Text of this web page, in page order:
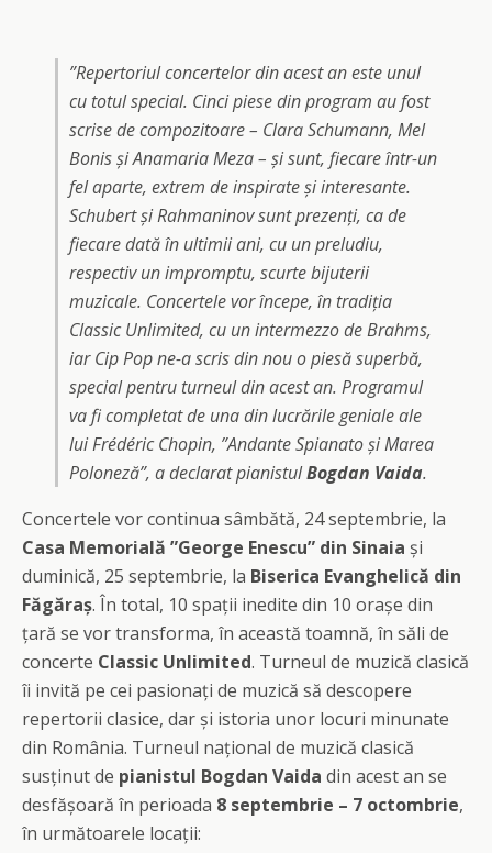
”Repertoriul concertelor din acest an este unul
cu totul special. Cinci piese din program au fost
scrise de compozitoare – Clara Schumann, Mel
Bonis și Anamaria Meza – și sunt, fiecare într-un
fel aparte, extrem de inspirate și interesante.
Schubert și Rahmaninov sunt prezenți, ca de
fiecare dată în ultimii ani, cu un preludiu,
respectiv un impromptu, scurte bijuterii
muzicale. Concertele vor începe, în tradiția
Classic Unlimited, cu un intermezzo de Brahms,
iar Cip Pop ne-a scris din nou o piesă superbă,
special pentru turneul din acest an. Programul
va fi completat de una din lucrările geniale ale
lui Frédéric Chopin, ”Andante Spianato și Marea
Poloneză”, a declarat pianistulBogdan Vaida.
Concertele vor continua sâmbătă, 24 septembrie, la
Casa Memorială ”George Enescu” din Sinaia și
duminică, 25 septembrie, la Biserica Evanghelică din
Făgăraș. În total, 10 spații inedite din 10 orașe din
țară se vor transforma, în această toamnă, în săli de
concerte Classic Unlimited. Turneul de muzică clasică
îi invită pe cei pasionați de muzică să descopere
repertorii clasice, dar și istoria unor locuri minunate
din România. Turneul național de muzică clasică
susținut de pianistul Bogdan Vaida din acest an se
desfășoară în perioada 8 septembrie – 7 octombrie,
în următoarele locații: